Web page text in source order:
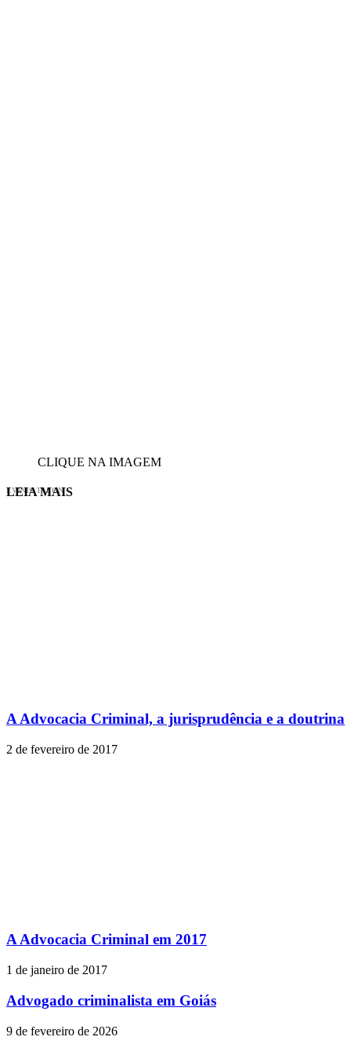
CLIQUE NA IMAGEM
EVINIS TALON
LEIA MAIS
A Advocacia Criminal, a jurisprudência e a doutrina
2 de fevereiro de 2017
A Advocacia Criminal em 2017
1 de janeiro de 2017
Advogado criminalista em Goiás
9 de fevereiro de 2026